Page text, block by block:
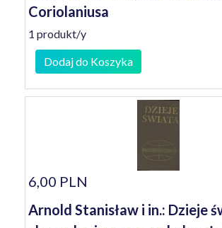
Coriolaniusa
1 produkt/y
Dodaj do Koszyka
6,00 PLN
Arnold Stanisław i in.: Dzieje